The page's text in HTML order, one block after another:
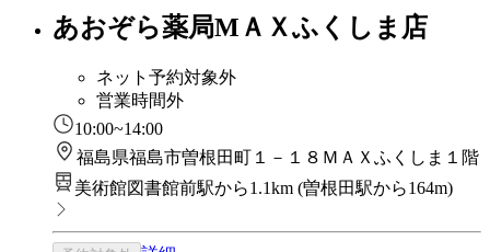
あおぞら薬局МＡＸふくしま店
ネット予約対象外
営業時間外
10:00~14:00
福島県福島市曽根田町１－１８ＭＡＸふくしま１階
美術館図書館前駅から1.1km (曽根田駅から164m)